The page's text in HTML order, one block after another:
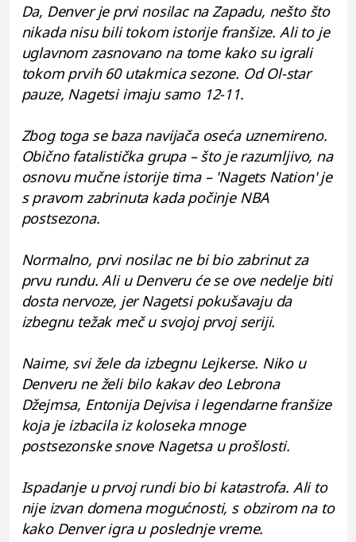
Da, Denver je prvi nosilac na Zapadu, nešto što
nikada nisu bili tokom istorije franšize. Ali to je
uglavnom zasnovano na tome kako su igrali
tokom prvih 60 utakmica sezone. Od Ol-star
pauze, Nagetsi imaju samo 12-11.
Zbog toga se baza navijača oseća uznemireno.
Obično fatalistička grupa – što je razumljivo, na
osnovu mučne istorije tima – 'Nagets Nation' je
s pravom zabrinuta kada počinje NBA
postsezona.
Normalno, prvi nosilac ne bi bio zabrinut za
prvu rundu. Ali u Denveru će se ove nedelje biti
dosta nervoze, jer Nagetsi pokušavaju da
izbegnu težak meč u svojoj prvoj seriji.
Naime, svi žele da izbegnu Lejkerse. Niko u
Denveru ne želi bilo kakav deo Lebrona
Džejmsa, Entonija Dejvisa i legendarne franšize
koja je izbacila iz koloseka mnoge
postsezonske snove Nagetsa u prošlosti.
Ispadanje u prvoj rundi bio bi katastrofa. Ali to
nije izvan domena mogućnosti, s obzirom na to
kako Denver igra u poslednje vreme.